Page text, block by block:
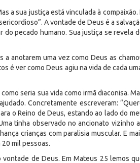
a sua justiça está vinculada à compaixão.
A vontade de Deus é a
pecado humano. Sua justiça se revela
a anotarem uma vez como Deus as
é ver como Deus agiu na vida de cada
seria sua vida como irmã diaconisa.
Concretamente escreveram:
o Reino de Deus, estando ao lado do
tinha observado no ancionato vizinho
crianças com paralisia muscular. E
mil pessoas.
de Deus. Em Mateus 25 lemos